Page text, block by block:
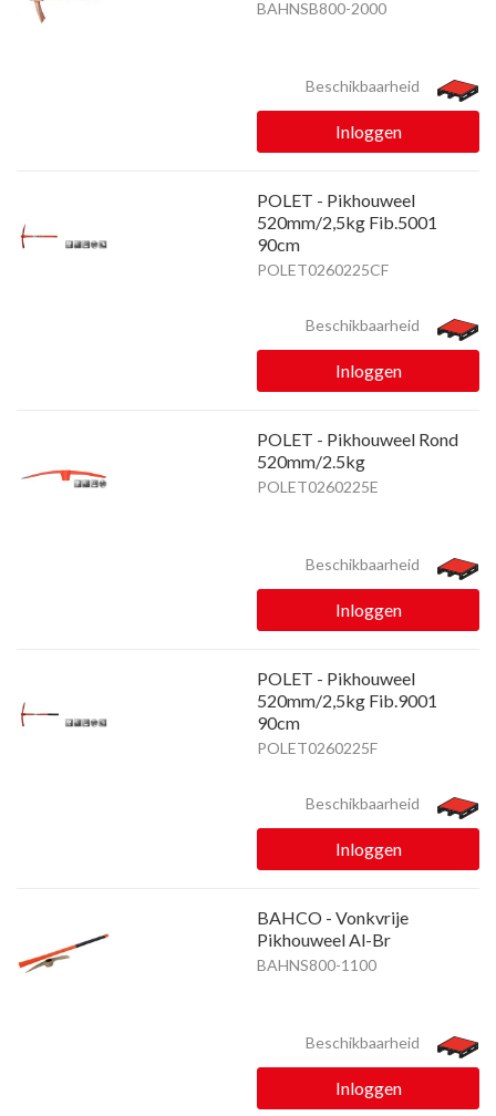
BAHNSB800-2000
Beschikbaarheid
Inloggen
POLET - Pikhouweel
520mm/2,5kg Fib.5001
90cm
POLET0260225CF
Beschikbaarheid
Inloggen
POLET - Pikhouweel Rond
520mm/2.5kg
POLET0260225E
Beschikbaarheid
Inloggen
POLET - Pikhouweel
520mm/2,5kg Fib.9001
90cm
POLET0260225F
Beschikbaarheid
Inloggen
BAHCO - Vonkvrije
Pikhouweel Al-Br
BAHNS800-1100
Beschikbaarheid
Inloggen